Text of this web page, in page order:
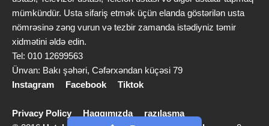
mümkündür. Usta sifariş etmək üçün elanda göstərilən usta
nömrəsinə zəng vurun və tezbir zamanda istədiyniz təmir
xidmətini əldə edin.
Tel: 010 12699563
Ünvan: Bakı şəhəri, Cəfərxəndan küçəsi 79
Instagram
Facebook Tiktok
Privacy Policy Haqqımızda
razılaşma